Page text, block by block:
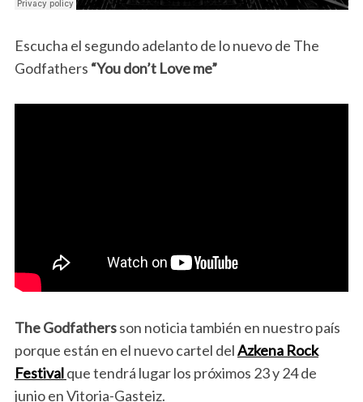
Escucha el segundo adelanto de lo nuevo de The
Godfathers “You don’t Love me”
The Godfathersson noticia también en nuestro país
porque están en el nuevo cartel delAzkena Rock
Festivalque tendrá lugar los próximos 23 y 24 de
junio en Vitoria-Gasteiz.